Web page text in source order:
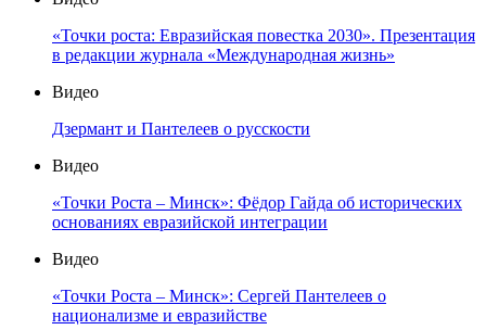
«Точки роста: Евразийская повестка 2030». Презентация
в редакции журнала «Международная жизнь»
Видео
Дзермант и Пантелеев о русскости
Видео
«Точки Роста – Минск»: Фёдор Гайда об исторических
основаниях евразийской интеграции
Видео
«Точки Роста – Минск»: Сергей Пантелеев о
национализме и евразийстве